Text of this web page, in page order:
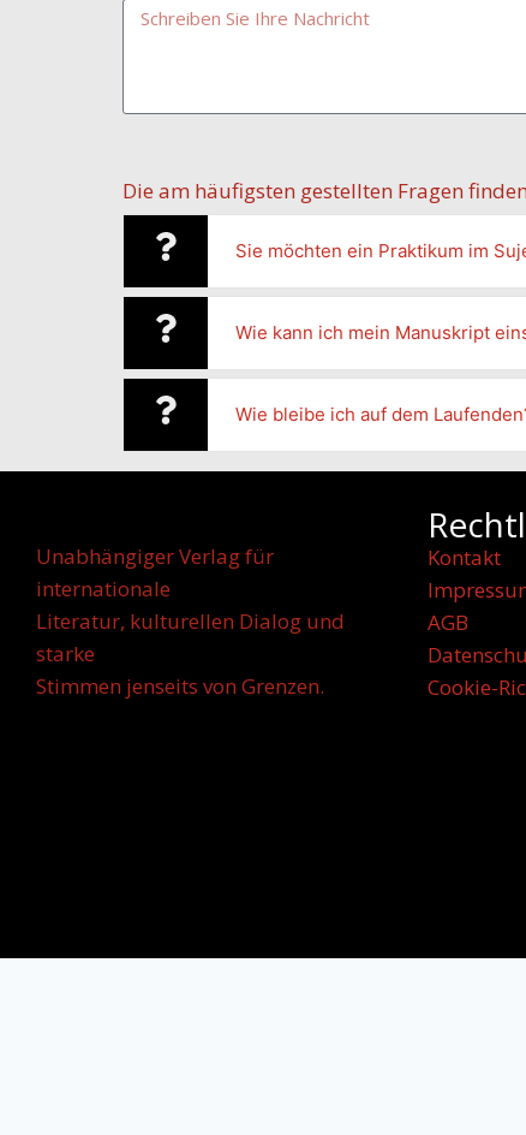
Die am häufigsten gestellten Fragen
Sie möchten ein Praktikum im
Wie kann ich mein Manuskript
Wie bleibe ich auf dem
Unabhängiger Verlag für
internationale
Literatur, kulturellen Dialog und
starke
Stimmen jenseits von Grenzen.
Kontakt
AGB
Cookie-